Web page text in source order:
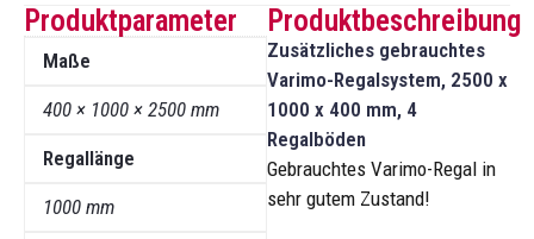
Produktparameter
Maße
400 × 1000 × 2500 mm
Regallänge
1000 mm
Produktbeschreibung
Zusätzliches gebrauchtes
Varimo-Regalsystem, 2500 x
1000 x 400 mm, 4
Regalböden
Gebrauchtes Varimo-Regal in
sehr gutem Zustand!